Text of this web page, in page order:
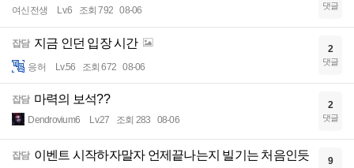
여신전생 Lv.6 조회 792 08-06 댓글
잡담 지금 인던 입장 시간
응허 Lv.56 조회 672 08-06
2
댓글
잡담 마력의 보석??
Dendrovium6 Lv.27 조회 283 08-06
2
댓글
잡담 이벤트 시작하자말자 언제끝나는지 빌기는 처음인듯 9